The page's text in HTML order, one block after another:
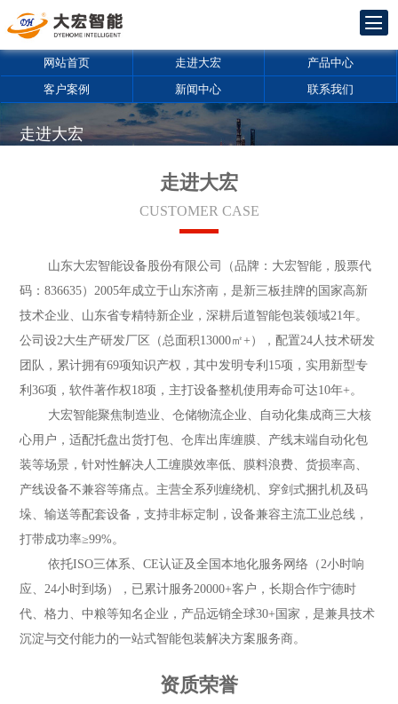
网站首页 走进大宏 产品中心
客户案例 新闻中心 联系我们
走进大宏
拥有包装机械行业17年生产经验，产品质量可靠、稳定
走进大宏
CUSTOMER CASE
山东大宏智能设备股份有限公司（品牌：大宏智能，股票代
码：836635）2005年成立于山东济南，是新三板挂牌的国家高新
技术企业、山东省专精特新企业，深耕后道智能包装领域21年。
公司设2大生产研发厂区（总面积13000㎡+），配置24人技术研发
团队，累计拥有69项知识产权，其中发明专利15项，实用新型专
利36项，软件著作权18项，主打设备整机使用寿命可达10年+。
大宏智能聚焦制造业、仓储物流企业、自动化集成商三大核
心用户，适配托盘出货打包、仓库出库缠膜、产线末端自动化包
装等场景，针对性解决人工缠膜效率低、膜料浪费、货损率高、
产线设备不兼容等痛点。主营全系列缠绕机、穿剑式捆扎机及码
垛、输送等配套设备，支持非标定制，设备兼容主流工业总线，
打带成功率≥99%。
依托ISO三体系、CE认证及全国本地化服务网络（2小时响
应、24小时到场），已累计服务20000+客户，长期合作宁德时
代、格力、中粮等知名企业，产品远销全球30+国家，是兼具技术
沉淀与交付能力的一站式智能包装解决方案服务商。
资质荣誉